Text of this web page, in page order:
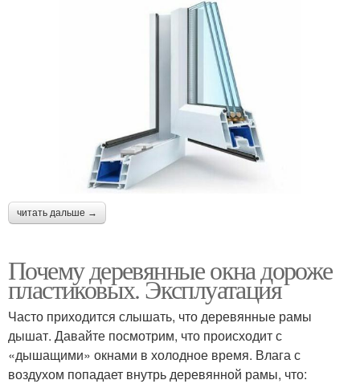
читать дальше →
Почему деревянные окна дороже
пластиковых. Эксплуатация
Часто приходится слышать, что деревянные рамы
дышат. Давайте посмотрим, что происходит с
«дышащими» окнами в холодное время. Влага с
воздухом попадает внутрь деревянной рамы, что: